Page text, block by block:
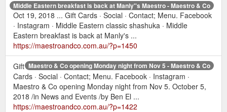
Middle Eastern breakfast is back at Manly''s Maestro - Maestro & Co
Oct 19, 2018 ... Gift Cards · Social · Contact; Menu. Facebook
· Instagram · Middle Eastern classic shashuka · Middle
Eastern breakfast is back at Manly's ...
https://maestroandco.com.au/?p=1450
Maestro & Co opening Monday night from Nov 5 - Maestro & Co
Gift
Cards · Social · Contact; Menu. Facebook · Instagram ·
Maestro & Co opening Monday night from Nov 5. October 5,
2018 /in News and Events /by Ben El ...
https://maestroandco.com.au/?p=1422